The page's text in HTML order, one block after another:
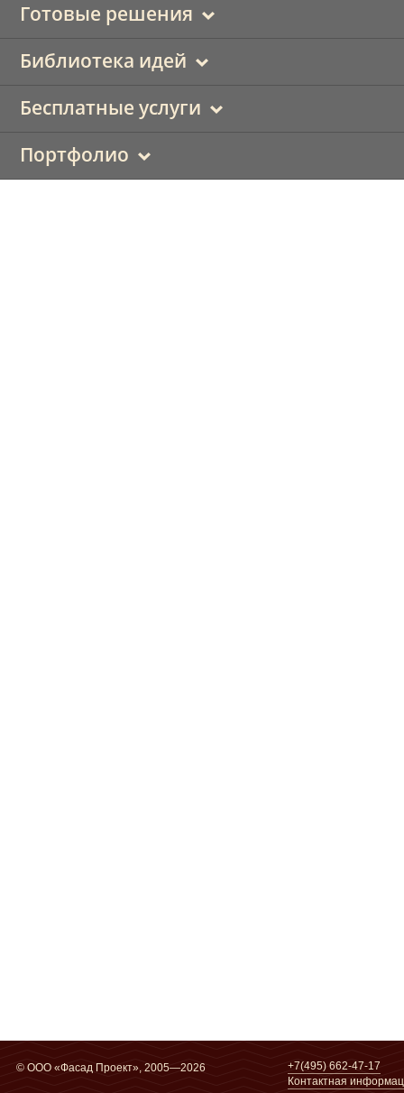
Готовые решения
Библиотека идей
Бесплатные услуги
Портфолио
© ООО «Фасад Проект», 2005—2026
+7(495) 662-47-17
Контактная